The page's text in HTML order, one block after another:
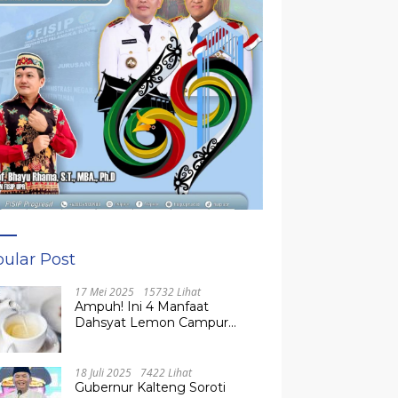
Post
17 Mei 2025 15732 Lihat
Ampuh! Ini 4 Manfaat
Dahsyat Lemon Campur
18 Juli 2025 7422 Lihat
Gubernur Kalteng Soroti